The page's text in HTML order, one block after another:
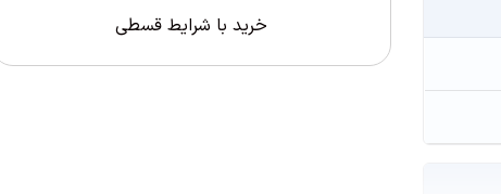
خرید با شرایط قسطی